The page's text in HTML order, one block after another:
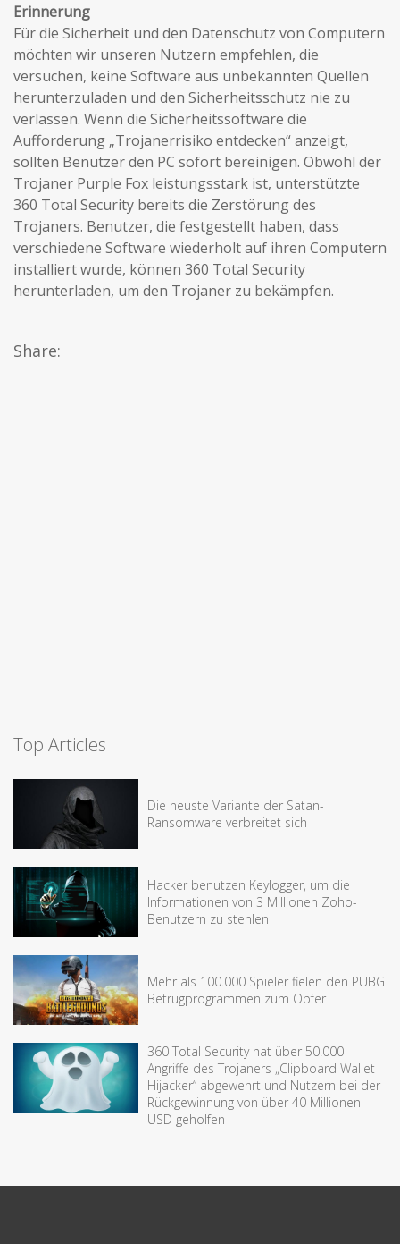
Erinnerung
Für die Sicherheit und den Datenschutz von Computern
möchten wir unseren Nutzern empfehlen, die
versuchen, keine Software aus unbekannten Quellen
herunterzuladen und den Sicherheitsschutz nie zu
verlassen. Wenn die Sicherheitssoftware die
Aufforderung „Trojanerrisiko entdecken“ anzeigt,
sollten Benutzer den PC sofort bereinigen. Obwohl der
Trojaner Purple Fox leistungsstark ist, unterstützte
360 Total Security bereits die Zerstörung des
Trojaners. Benutzer, die festgestellt haben, dass
verschiedene Software wiederholt auf ihren Computern
installiert wurde, können 360 Total Security
herunterladen, um den Trojaner zu bekämpfen.
Share:
Top Articles
Die neuste Variante der Satan-
Ransomware verbreitet sich
Hacker benutzen Keylogger, um die
Informationen von 3 Millionen Zoho-
Benutzern zu stehlen
Mehr als 100.000 Spieler fielen den PUBG
Betrugprogrammen zum Opfer
360 Total Security hat über 50.000
Angriffe des Trojaners „Clipboard Wallet
Hijacker“ abgewehrt und Nutzern bei der
Rückgewinnung von über 40 Millionen
USD geholfen